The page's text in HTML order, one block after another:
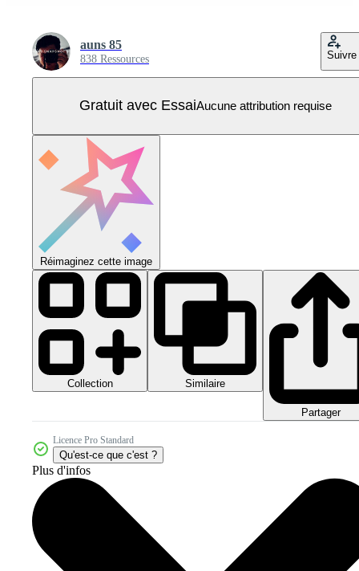
auns 85
838 Ressources Suivre
Gratuit avec EssaiAucune attribution requise
Réimaginez cette image
Collection Similaire
Partager
Licence Pro Standard
Qu'est-ce que c'est ?
Plus d'infos